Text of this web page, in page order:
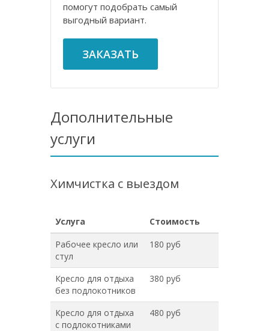
помогут подобрать самый
выгодный вариант.
ЗАКАЗАТЬ
Дополнительные
услуги
Химчистка с выездом
Услуга
Стоимость
Рабочее кресло или
стул
180 руб
Кресло для отдыха
без подлокотников
380 руб
Кресло для отдыха
с подлокотниками
480 руб